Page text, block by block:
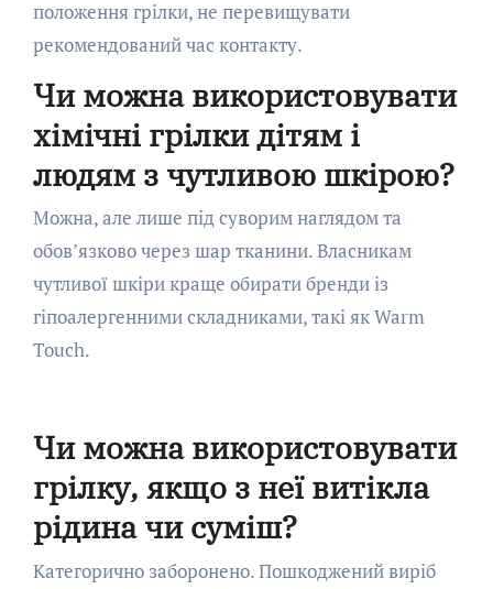
положення грілки, не перевищувати
рекомендований час контакту.
Чи можна використовувати
хімічні грілки дітям і
людям з чутливою шкірою?
Можна, але лише під суворим наглядом та
обов’язково через шар тканини. Власникам
чутливої шкіри краще обирати бренди із
гіпоалергенними складниками, такі як Warm
Touch.
Чи можна використовувати
грілку, якщо з неї витікла
рідина чи суміш?
Категорично заборонено. Пошкоджений виріб